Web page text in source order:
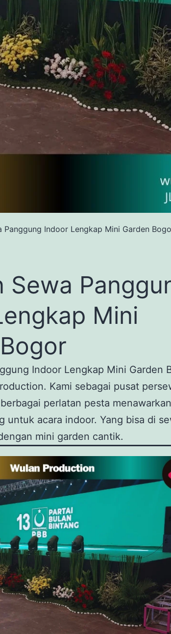
Panggung Indoor Lengkap Mini Garden
Sewa
Mini
Indoor Lengkap Mini Garden
Kami sebagai pusat
perlatan pesta menawarkan
untuk acara indoor. Yang bisa di
mini garden cantik.